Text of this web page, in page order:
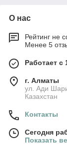
О нас
Рейтинг не
Менее 5
Работает с
г. Алматы
ул. Ади
Казахстан
Контакты
Сегодня
Показать